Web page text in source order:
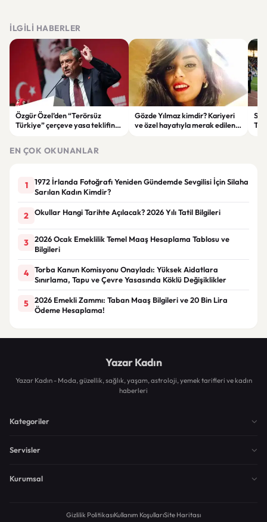
İLGILI HABERLER
Özgür Özel’den “Terörsüz
Türkiye” çerçeve yasa teklifine
Gözde Yılmaz kimdir? Kariyeri
ve özel hayatıyla merak edilen
EN ÇOK OKUNANLAR
1
1972 İrlanda Fotoğrafı Yeniden Gündemde Sevgilisi İçin Silaha
Sarılan Kadın Kimdir?
2 Okullar Hangi Tarihte Açılacak? 2026 Yılı Tatil Bilgileri
3
2026 Ocak Emeklilik Temel Maaş Hesaplama Tablosu ve
Bilgileri
4
Torba Kanun Komisyonu Onayladı: Yüksek Aidatlara
Sınırlama, Tapu ve Çevre Yasasında Köklü Değişiklikler
5
2026 Emekli Zammı: Taban Maaş Bilgileri ve 20 Bin Lira
Ödeme Hesaplama!
Yazar Kadın
Yazar Kadın - Moda, güzellik, sağlık, yaşam, astroloji, yemek tarifleri ve kadın
haberleri
Kategoriler
Servisler
Kurumsal
Gizlilik PolitikasıKullanım KoşullarıSite Haritası